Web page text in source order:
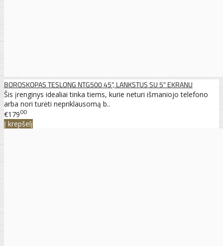
BOROSKOPAS TESLONG NTG500 45", LANKSTUS SU 5" EKRANU
Šis įrenginys idealiai tinka tiems, kurie neturi išmaniojo telefono
arba nori turėti nepriklausomą b..
€17900
Į krepšelį